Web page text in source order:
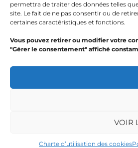
permettra de traiter des données telles
site. Le fait de ne pas consentir ou de
certaines caractéristiques et fonctions.
Vous pouvez retirer ou modifier votre
"Gérer le consentement" affiché
VOIR
Charte d’utilisation des cookies